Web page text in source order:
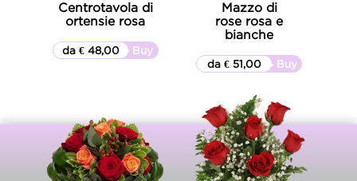
Centrotavola di
ortensie rosa
▷▷ Buy
da € 48,00
Mazzo di
rose rosa e
bianche
▷▷ Buy
da € 51,00